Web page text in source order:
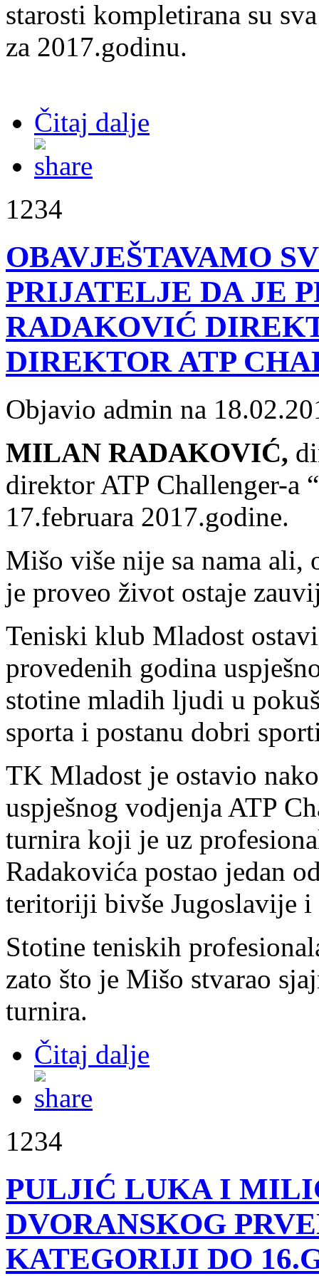
starosti kompletirana su
za 2017.godinu.
Čitaj dalje
1234
OBAVJEŠTAVAMO
PRIJATELJE DA JE
RADAKOVIĆ
DIREKTOR ATP
Objavio admin na
MILAN RADAKOVIĆ,
direktor ATP Challenger-a
17.februara 2017.godine.
Mišo više nije sa nama ali,
je proveo život ostaje
Teniski klub Mladost
provedenih godina
stotine mladih ljudi u
sporta i postanu dobri
TK Mladost je ostavio
uspješnog vodjenja ATP
turnira koji je uz
Radakovića postao jedan
teritoriji bivše Jugoslavije
Stotine teniskih
zato što je Mišo stvarao
turnira.
Čitaj dalje
1234
PULJIĆ LUKA I
DVORANSKOG
KATEGORIJI DO